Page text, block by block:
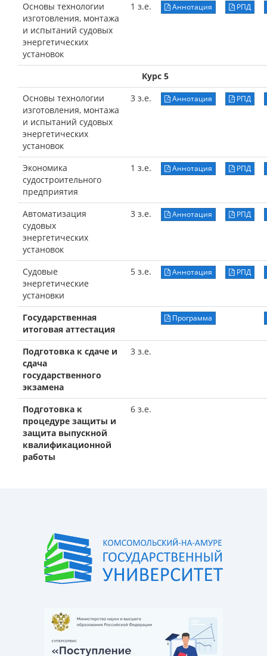
Основы технологии
изготовления, монтажа
и испытаний судовых
энергетических
установок
1 з.е. Аннотация РПД
Курс 5
Основы технологии
изготовления, монтажа
и испытаний судовых
энергетических
установок
3 з.е. Аннотация РПД
Экономика
судостроительного
предприятия
1 з.е. Аннотация РПД
Автоматизация
судовых
энергетических
установок
3 з.е. Аннотация РПД
Судовые
энергетические
установки
5 з.е. Аннотация РПД
Государственная
итоговая аттестация
Программа
Подготовка к сдаче и
сдача
государственного
экзамена
3 з.е.
Подготовка к
процедуре защиты и
защита выпускной
квалификационной
работы
6 з.е.